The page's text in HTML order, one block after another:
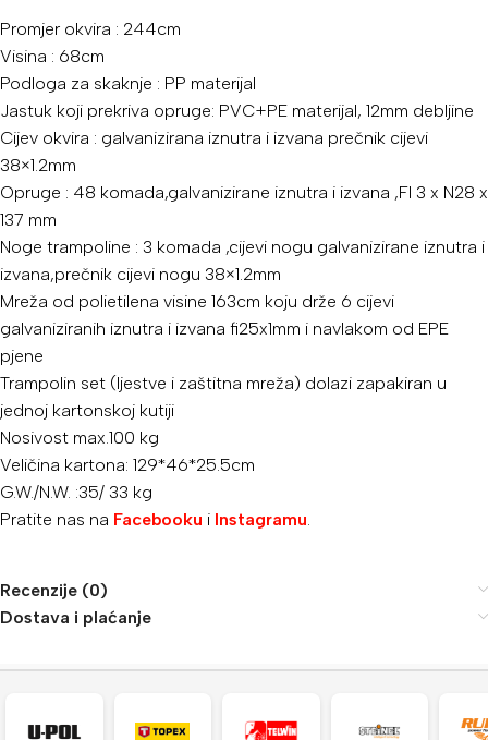
Promjer okvira : 244cm
Visina : 68cm
Podloga za skaknje : PP materijal
Jastuk koji prekriva opruge: PVC+PE materijal, 12mm debljine
Cijev okvira : galvanizirana iznutra i izvana prečnik cijevi
38×1.2mm
Opruge : 48 komada,galvanizirane iznutra i izvana ,FI 3 x N28 x
137 mm
Noge trampoline : 3 komada ,cijevi nogu galvanizirane iznutra i
izvana,prečnik cijevi nogu 38×1.2mm
Mreža od polietilena visine 163cm koju drže 6 cijevi
galvaniziranih iznutra i izvana fi25x1mm i navlakom od EPE
pjene
Trampolin set (ljestve i zaštitna mreža) dolazi zapakiran u
jednoj kartonskoj kutiji
Nosivost max.100 kg
Veličina kartona: 129*46*25.5cm
G.W./N.W. :35/ 33 kg
Pratite nas na Facebooku i Instagramu
Recenzije (0)
Dostava i plaćanje